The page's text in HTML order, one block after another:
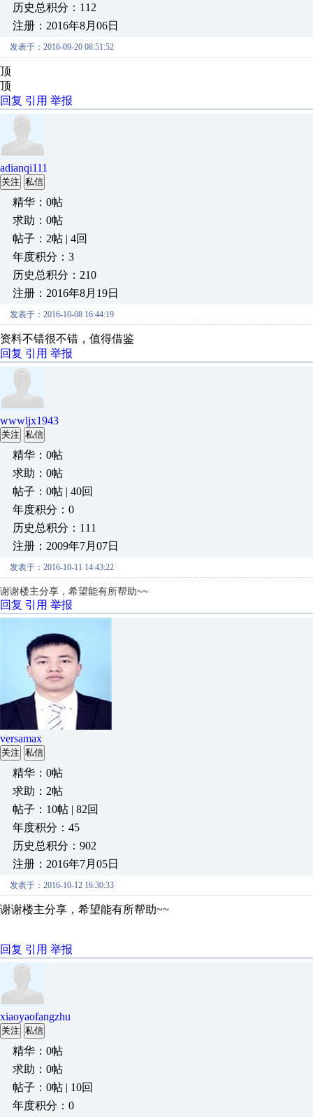
历史总积分：112
注册：2016年8月06日
发表于：2016-09-20 08:51:52
顶
顶
回复 引用 举报
adianqi111
关注 私信
精华：0帖
求助：0帖
帖子：2帖 | 4回
年度积分：3
历史总积分：210
注册：2016年8月19日
发表于：2016-10-08 16:44:19
资料不错很不错，值得借鉴
回复 引用 举报
wwwljx1943
关注 私信
精华：0帖
求助：0帖
帖子：0帖 | 40回
年度积分：0
历史总积分：111
注册：2009年7月07日
发表于：2016-10-11 14:43:22
谢谢楼主分享，希望能有所帮助~~
回复 引用 举报
versamax
关注 私信
精华：0帖
求助：2帖
帖子：10帖 | 82回
年度积分：45
历史总积分：902
注册：2016年7月05日
发表于：2016-10-12 16:30:33
谢谢楼主分享，希望能有所帮助~~
回复 引用 举报
xiaoyaofangzhu
关注 私信
精华：0帖
求助：0帖
帖子：0帖 | 10回
年度积分：0